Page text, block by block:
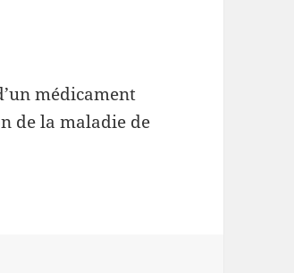
médicament
de la maladie de